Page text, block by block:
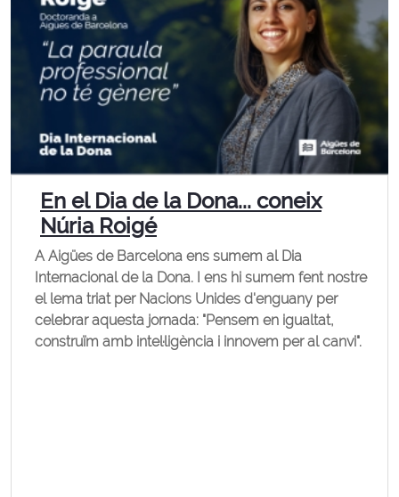
En el Dia de la Dona... coneix
Núria Roigé
A Aigües de Barcelona ens sumem al Dia
Internacional de la Dona. I ens hi sumem fent nostre
el lema triat per Nacions Unides d'enguany per
celebrar aquesta jornada: "Pensem en igualtat,
construïm amb intel·ligència i innovem per al canvi".